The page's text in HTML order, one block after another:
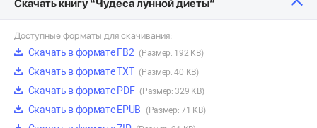
Скачать книгу “Чудеса лунной диеты”
Доступные форматы для скачивания:
Скачать в формате FB2 (Размер: 192 KB)
Скачать в формате TXT (Размер: 40 KB)
Скачать в формате PDF (Размер: 329 KB)
Скачать в формате EPUB (Размер: 71 KB)